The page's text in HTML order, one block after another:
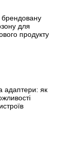
для
продукту
адаптери: як